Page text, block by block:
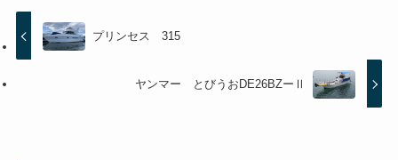
プリンセス 315
ヤンマー とびうおDE26BZーⅡ